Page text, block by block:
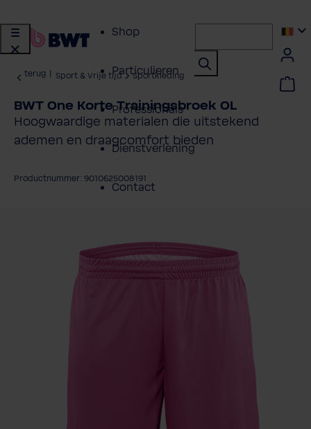
Shop
Particulieren
Professionals
Dienstverlening
Contact
terug Sport & Vrije tijd Sportkleding
BWT One Korte Trainingsbroek OL
Hoogwaardige materialen die uitstekend
ademen en draagcomfort bieden
Productnummer: 9010625008191